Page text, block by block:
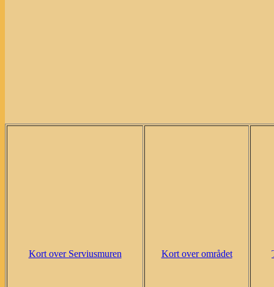
Kort over Serviusmuren Kort over området